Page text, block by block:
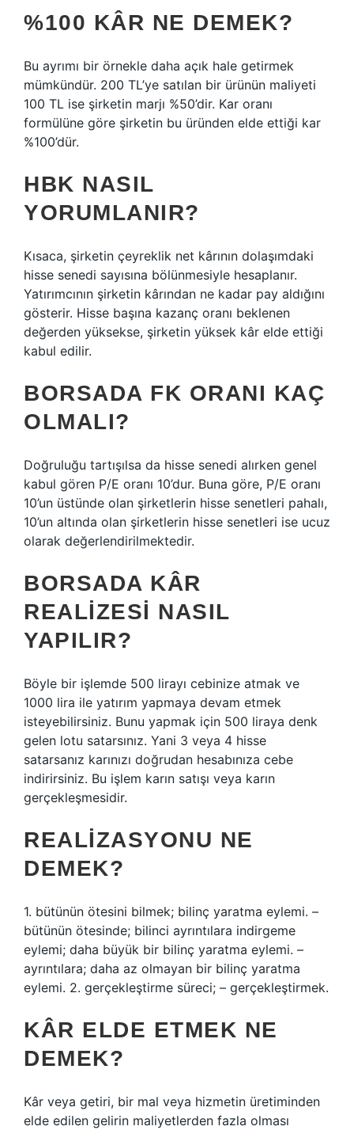
%100 KÂR NE DEMEK?
Bu ayrımı bir örnekle daha açık hale getirmek
mümkündür. 200 TL’ye satılan bir ürünün maliyeti
100 TL ise şirketin marjı %50’dir. Kar oranı
formülüne göre şirketin bu üründen elde ettiği kar
%100’dür.
HBK NASIL
YORUMLANIR?
Kısaca, şirketin çeyreklik net kârının dolaşımdaki
hisse senedi sayısına bölünmesiyle hesaplanır.
Yatırımcının şirketin kârından ne kadar pay aldığını
gösterir. Hisse başına kazanç oranı beklenen
değerden yüksekse, şirketin yüksek kâr elde ettiği
kabul edilir.
BORSADA FK ORANI KAÇ
OLMALI?
Doğruluğu tartışılsa da hisse senedi alırken genel
kabul gören P/E oranı 10’dur. Buna göre, P/E oranı
10’un üstünde olan şirketlerin hisse senetleri pahalı,
10’un altında olan şirketlerin hisse senetleri ise ucuz
olarak değerlendirilmektedir.
BORSADA KÂR
REALIZESI NASIL
YAPILIR?
Böyle bir işlemde 500 lirayı cebinize atmak ve
1000 lira ile yatırım yapmaya devam etmek
isteyebilirsiniz. Bunu yapmak için 500 liraya denk
gelen lotu satarsınız. Yani 3 veya 4 hisse
satarsanız karınızı doğrudan hesabınıza cebe
indirirsiniz. Bu işlem karın satışı veya karın
gerçekleşmesidir.
REALIZASYONU NE
DEMEK?
1. bütünün ötesini bilmek; bilinç yaratma eylemi. –
bütünün ötesinde; bilinci ayrıntılara indirgeme
eylemi; daha büyük bir bilinç yaratma eylemi. –
ayrıntılara; daha az olmayan bir bilinç yaratma
eylemi. 2. gerçekleştirme süreci; – gerçekleştirmek.
KÂR ELDE ETMEK NE
DEMEK?
Kâr veya getiri, bir mal veya hizmetin üretiminden
elde edilen gelirin maliyetlerden fazla olması